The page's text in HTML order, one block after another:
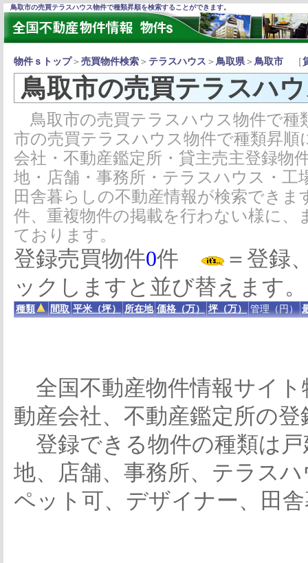
鳥取市の売買テラスハウス物件で種類昇順を検索することができます。
物件ｓトップ＞ 売買物件検索 ＞ テラスハウス ＞ 鳥取県＞ 鳥取市 ［
鳥取市の売買テラスハ
鳥取市の売買テラスハウス物件で種
市の売買テラスハウス物件で種類昇順
会社・不動産鑑定所・貸主売主登録物
地・店舗・事務所・テラスハウス・
田舎暮らしの不動産情報が検索でき
件、重複物件の掲載を行わない様に
ております。
登録売買物件0件
＝登録
ックしますと並び替えます。
種類 間取 平米（坪） 所在地 価格（万） 坪（万） 管理（円）
全国不動産物件情報サイト
動産会社、不動産鑑定所の
登録できる物件の種類は
地、店舗、事務所、テラス
ペット可、デザイナー、田